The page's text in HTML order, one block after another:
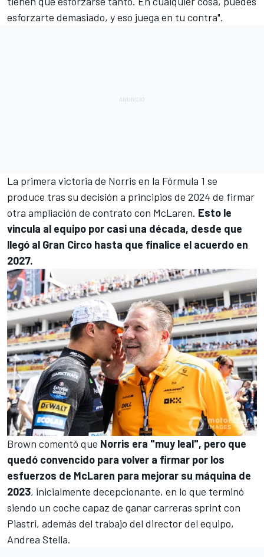
esforzarte demasiado, y eso juega en tu contra".
La primera victoria de Norris en la Fórmula 1 se
produce tras su decisión a principios de 2024 de firmar
otra ampliación de contrato con McLaren. Esto le
vincula al equipo por casi una década, desde que
llegó al Gran Circo hasta que finalice el acuerdo en
2027.
Brown comentó que Norris era "muy leal", pero que
quedó convencido para volver a firmar por los
esfuerzos de McLaren para mejorar su máquina de
2023, inicialmente decepcionante, en lo que terminó
siendo un coche capaz de ganar carreras sprint con
Piastri, además del trabajo del director del equipo,
Andrea Stella.